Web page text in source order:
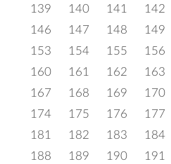
139
140 141 142
146
147 148 149
153
154 155 156
160
161 162 163
167
168 169 170
174
175 176 177
181
182 183 184
188
189 190 191